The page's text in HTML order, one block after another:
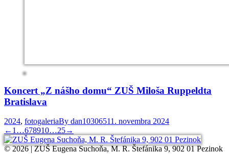
Koncert „Z nášho domu“ ZUŠ Miloša Ruppeldta
Bratislava
2024, fotogaleriaBy dan10306511. novembra 2024
← 1 …678910…25→
© 2026 | ZUŠ Eugena Suchoňa, M. R. Štefánika 9, 902 01 Pezinok